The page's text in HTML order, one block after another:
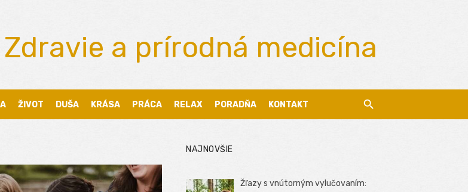
Zdravie a prírodná medicína
ŽIVOT DUŠA KRÁSA PRÁCA RELAX PORADŇA KONTAKT
NAJNOVŠIE
Žľazy s vnútorným vylučovaním: